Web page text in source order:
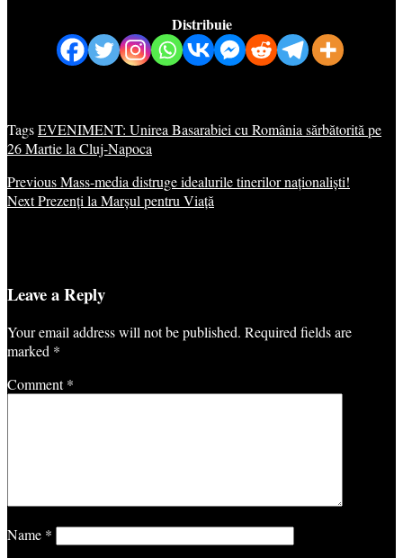
Distribuie
TagsEVENIMENT: Unirea Basarabiei cu România sărbătorită pe
26 Martie la Cluj-Napoca
PreviousMass-media distruge idealurile tinerilor naționaliști!
NextPrezenți la Marșul pentru Viață
Leave a Reply
Your email address will not be published. Required fields are
marked *
Comment*
Name *